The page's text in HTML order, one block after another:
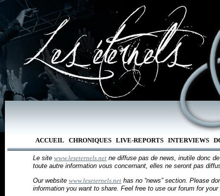
ACCUEIL CHRONIQUES LIVE-REPORTS INTERVIEWS
Le site www.leseternels.net ne diffuse pas de news, inutile donc
toute autre information vous concernant, elles ne seront pas
Our website www.leseternels.net has no “news” section. Please
information you want to share. Feel free to use our forum for your